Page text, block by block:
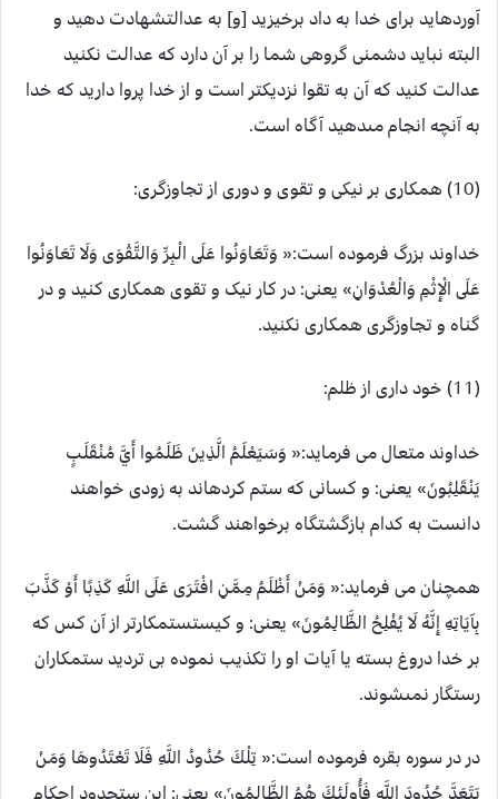
آورده‏ايد براى خدا به داد برخيزيد [و] به عدالت‏شهادت دهيد و
البته نبايد دشمنى گروهى شما را بر آن دارد كه عدالت نكنيد
عدالت كنيد كه آن به تقوا نزديكتر است و از خدا پروا داريد كه خدا
به آنچه انجام مى‏دهيد آگاه است.
(10) همکاری بر نیکی و تقوی و دوری از تجاوزگری:
خداوند بزرگ فرموده است:« وَتَعَاوَنُوا عَلَى الْبِرِّ وَالتَّقْوَى وَلَا تَعَاوَنُوا
عَلَى الْإِثْمِ وَالْعُدْوَانِ» یعنی: در کار نیک و تقوی همکاری کنید و در
گناه و تجاوزگری همکاری نکنید.
(11) خود داری از ظلم:
خداوند متعال می فرماید:« وَسَيَعْلَمُ الَّذِينَ ظَلَمُوا أَيَّ مُنْقَلَبٍ
يَنْقَلِبُونَ» یعنی: و كسانى كه ستم كرده‏اند به زودى خواهند
دانست به كدام بازگشتگاه برخواهند گشت.
همچنان می فرماید:« وَمَنْ أَظْلَمُ مِمَّنِ افْتَرَى عَلَى اللَّهِ كَذِبًا أَوْ كَذَّبَ
بِآيَاتِهِ إِنَّهُ لَا يُفْلِحُ الظَّالِمُونَ» یعنی: و كيست‏ستمكارتر از آن كس كه
بر خدا دروغ بسته يا آيات او را تكذيب نموده بى ترديد ستمكاران
رستگار نمى‏شوند.
در در سوره بقره فرموده است:« تِلْكَ حُدُودُ اللَّهِ فَلَا تَعْتَدُوهَا وَمَنْ